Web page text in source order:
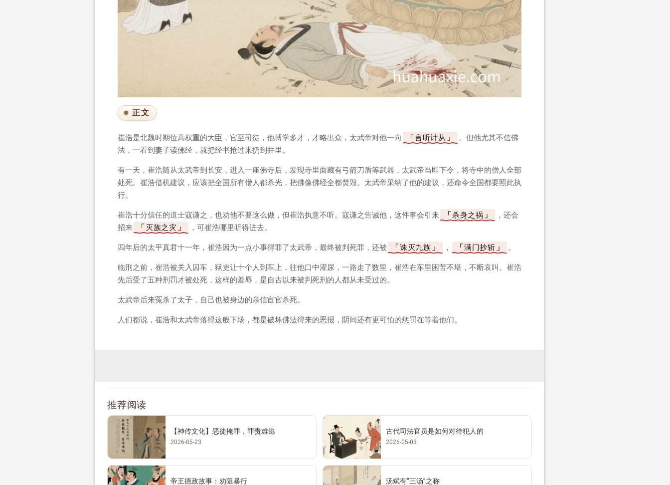
正文
崔浩是北魏时期位高权重的大臣，官至司徒，他博学多才，才略出众，太武帝对他一向 言听计从
。但他尤其不信佛
法，一看到妻子读佛经，就把经书抢过来扔到井里。
有一天，崔浩随从太武帝到长安，进入一座佛寺后，发现寺里面藏有弓箭刀盾等武器，太武帝当即下令，将寺中的僧人全部
处死。崔浩借机建议，应该把全国所有僧人都杀光，把佛像佛经全都焚毁。太武帝采纳了他的建议，还命令全国都要照此执
行。
崔浩十分信任的道士寇谦之，也劝他不要这么做，但崔浩执意不听。寇谦之告诫他，这件事会引来 杀身之祸
，还会
招来
灭族之灾 ，可崔浩哪里听得进去。
四年后的太平真君十一年，崔浩因为一点小事得罪了太武帝，最终被判死罪，还被 诛灭九族 ， 满门抄斩 。
临刑之前，崔浩被关入囚车，狱吏让十个人到车上，往他口中灌尿，一路走了数里，崔浩在车里困苦不堪，不断哀叫。崔浩
先后受了五种刑罚才被处死，这样的羞辱，是自古以来被判死刑的人都从未受过的。
太武帝后来冤杀了太子，自己也被身边的亲信宦官杀死。
人们都说，崔浩和太武帝落得这般下场，都是破坏佛法得来的恶报，阴间还有更可怕的惩罚在等着他们。
推荐阅读
【神传文化】恶徒掩罪，罪责难逃
2026-05-23
古代司法官员是如何对待犯人的
2026-05-03
帝王德政故事：劝阻暴行 汤斌有“三汤”之称